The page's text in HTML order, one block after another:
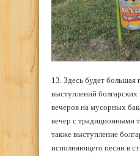
13. Здесь будет большая
выступлений
вечеров на мусорных
вечер с традиционными
также выступление
исполняющего песни в